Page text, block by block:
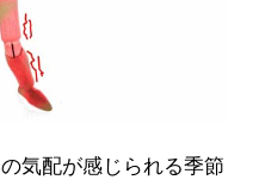
気配が感じられる季節